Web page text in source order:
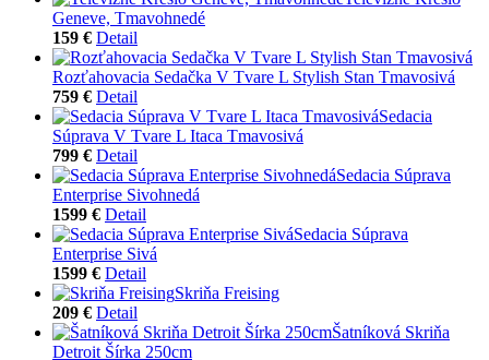
Geneve, Tmavohnedé
159 € Detail
Rozťahovacia Sedačka V Tvare L Stylish Stan Tmavosivá
759 € Detail
Sedacia
Súprava V Tvare L Itaca Tmavosivá
799 € Detail
Sedacia Súprava
Enterprise Sivohnedá
1599 € Detail
Sedacia Súprava
Enterprise Sivá
1599 € Detail
Skriňa Freising
209 € Detail
Šatníková Skriňa
Detroit Šírka 250cm